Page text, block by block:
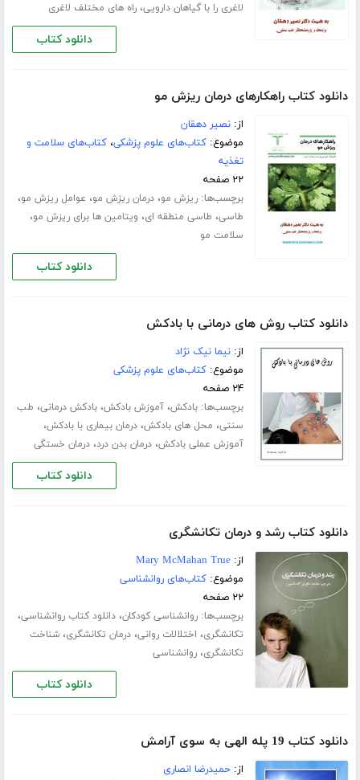
لاغری را با گیاهان دارویی،راه های مختلف لاغری
دانلود کتاب
دانلود کتاب راهکار‌های درمان ریزش مو
از:نصیر دهقان
موضوع:کتاب‌های علوم پزشکی،کتاب‌های سلامت و
تغذیه
۲۲ صفحه
برچسب‌ها:ریزش مو،درمان ریزش مو، عوامل ریزش مو،
طاسی، طاسی منطقه ای، ویتامین ها برای ریزش مو،
سلامت مو
دانلود کتاب
دانلود کتاب روش های درمانی با بادکش
از:نیما نیک نژاد
موضوع:کتاب‌های علوم پزشکی
۲۴ صفحه
برچسب‌ها:بادکش،آموزش بادکش،بادکش درمانی، طب
سنتی، محل های بادکش،درمان بیماری با بادکش،
آموزش عملی بادکش،درمان بدن درد،درمان خستگی
دانلود کتاب
دانلود کتاب رشد و درمان تکانشگری
از:Mary McMahan True
موضوع:کتاب‌های روانشناسی
۲۲ صفحه
برچسب‌ها:روانشناسی کودکان،دانلود کتاب روانشناسی،
تکانشگری، اختلالات روانی،درمان تکانشگری،شناخت
تکانشگری،روانشناسی
دانلود کتاب
دانلود کتاب 19 پله الهی به سوی آرامش
از:حمیدرضا انصاری